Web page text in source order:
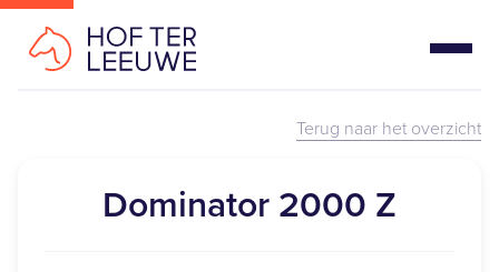
Terug naar het overzicht
Dominator 2000 Z